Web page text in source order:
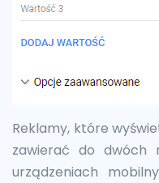
Reklamy, które
zawierać do dwóch
urządzeniach